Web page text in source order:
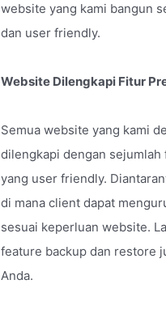
website yang kami bangun
dan user friendly.
Website Dilengkapi Fitur
Semua website yang kami
dilengkapi dengan
yang user friendly.
di mana client dapat
sesuai keperluan website.
feature backup dan restore
Anda.